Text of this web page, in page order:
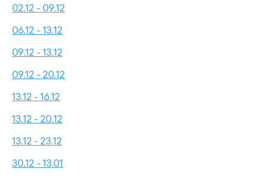
02.12 - 09.12
06.12 - 13.12
09.12 - 13.12
09.12 - 20.12
13.12 - 16.12
13.12 - 20.12
13.12 - 23.12
30.12 - 13.01